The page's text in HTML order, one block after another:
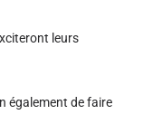
leurs
également de faire